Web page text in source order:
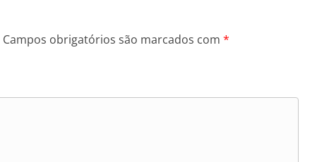
Campos obrigatórios são marcados com *